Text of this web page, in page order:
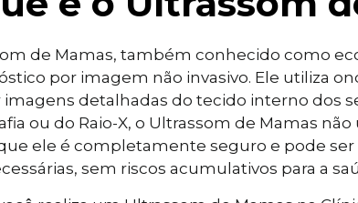
de Mamas, também conhecido como
por imagem não invasivo. Ele utiliza
imagens detalhadas do tecido interno dos
ou do Raio-X, o Ultrassom de Mamas não
ele é completamente seguro e pode ser
sem riscos acumulativos para a